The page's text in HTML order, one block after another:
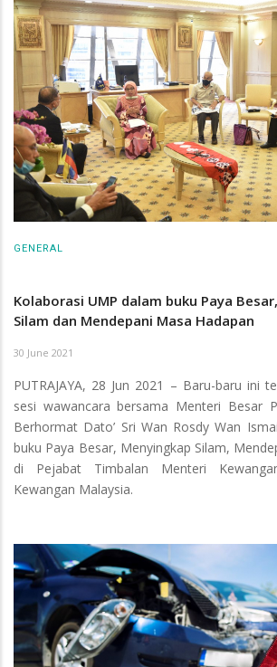
GENERAL
Kolaborasi UMP dalam buku Paya
Silam dan Mendepani Masa Hadapan
30 June 2021
PUTRAJAYA, 28 Jun 2021 – Baru-baru ini
sesi wawancara bersama Menteri Besar
Berhormat Dato’ Sri Wan Rosdy Wan
buku Paya Besar, Menyingkap Silam,
di Pejabat Timbalan Menteri
Kewangan Malaysia.